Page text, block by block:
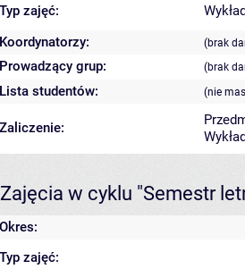
Typ zajęć:
Koordynatorzy:
(brak
Prowadzący grup: (brak
Lista studentów: (nie
Zaliczenie:
Zajęcia w cyklu "Semestr
Okres:
Typ zajęć: